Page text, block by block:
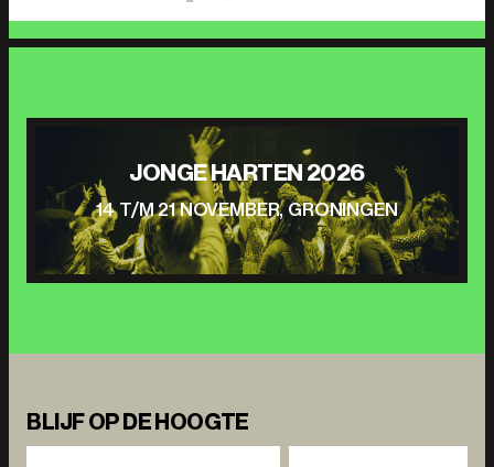
JONGE HARTEN 2026
14 T/M 21 NOVEMBER, GRONINGEN
BLIJF OP DE HOOGTE